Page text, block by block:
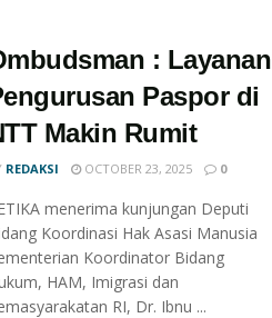
: Layanan
Paspor di
Makin Rumit
REDAKSI OCTOBER 23, 2025 0
menerima kunjungan Deputi
Koordinasi Hak Asasi Manusia
Koordinator Bidang
HAM, Imigrasi dan
RI, Dr. Ibnu ...